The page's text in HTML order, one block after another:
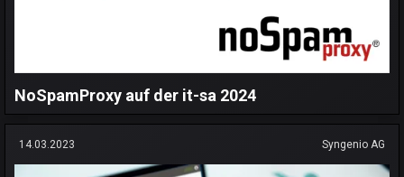
NoSpamProxy auf der it-sa 2024
14.03.2023 Syngenio AG